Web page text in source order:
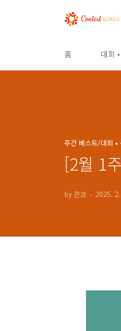
홈 대회
주간 베스트/대회 •
[2월 1
by 콘코 2025.